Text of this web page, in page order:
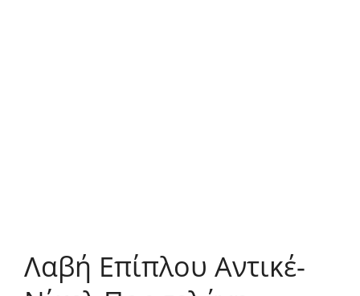
Λαβή Επίπλου Αντικέ-